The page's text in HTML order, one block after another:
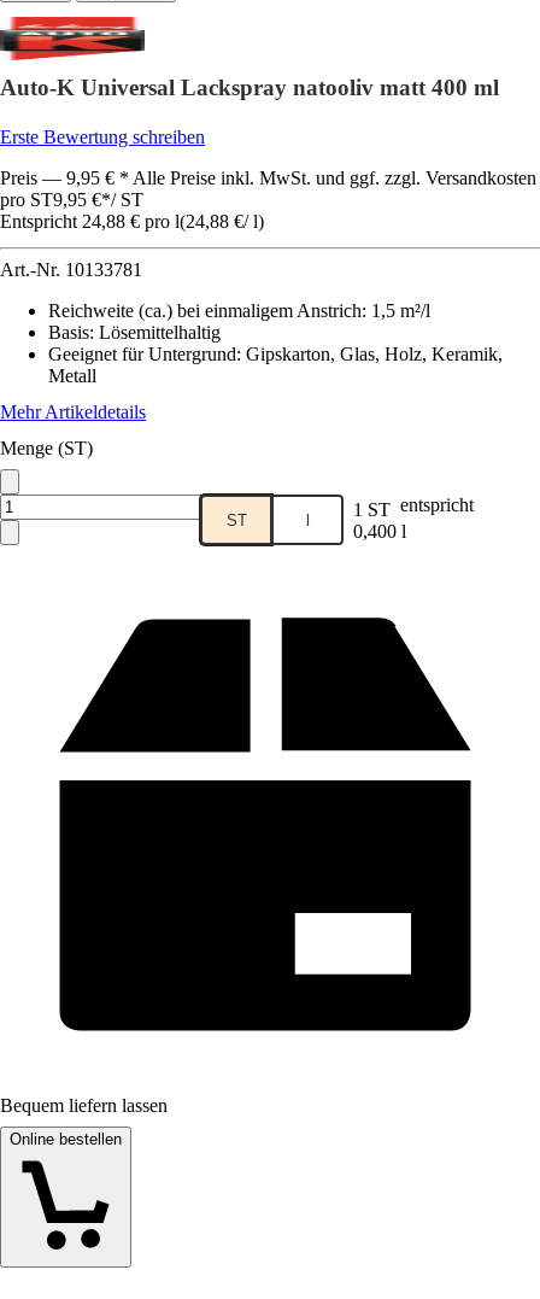
Auto-K Universal Lackspray natooliv matt 400 ml
Erste Bewertung schreiben
Preis — 9,95 € * Alle Preise inkl. MwSt. und ggf. zzgl. Versandkosten
pro ST9,95 €*/ ST
Entspricht 24,88 € pro l(24,88 €/ l)
Art.-Nr. 10133781
Reichweite (ca.) bei einmaligem Anstrich: 1,5 m²/l
Basis: Lösemittelhaltig
Geeignet für Untergrund: Gipskarton, Glas, Holz, Keramik,
Metall
Mehr Artikeldetails
Menge (ST)
ST l 1 ST entspricht
0,400 l
Bequem liefern lassen
Online bestellen